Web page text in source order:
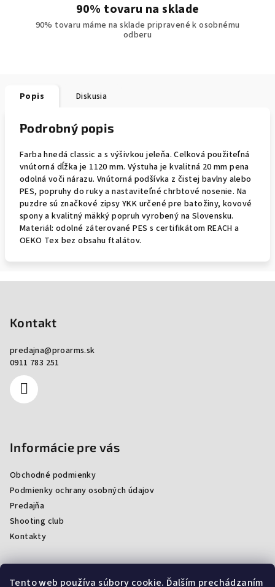
Tento web používa súbory cookie. Ďalším prechádzaním
90% tovaru na sklade
90% tovaru máme na sklade pripravené k osobnému
odberu
Popis Diskusia
Podrobný popis
Farba hnedá classic a s výšivkou jeleňa. Celková použiteľná
vnútorná dĺžka je 1120 mm. Výstuha je kvalitná 20 mm pena
odolná voči nárazu. Vnútorná podšívka z čistej bavlny alebo
PES, popruhy do ruky a nastaviteľné chrbtové nosenie. Na
puzdre sú značkové zipsy YKK určené pre batožiny, kovové
spony a kvalitný mäkký popruh vyrobený na Slovensku.
Materiál: odolné záterované PES s certifikátom REACH a
OEKO Tex bez obsahu ftalátov.
Kontakt
predajna@proarms.sk
0911 783 251
Informácie pre vás
Obchodné podmienky
Podmienky ochrany osobných údajov
Predajňa
Shooting club
Kontakty